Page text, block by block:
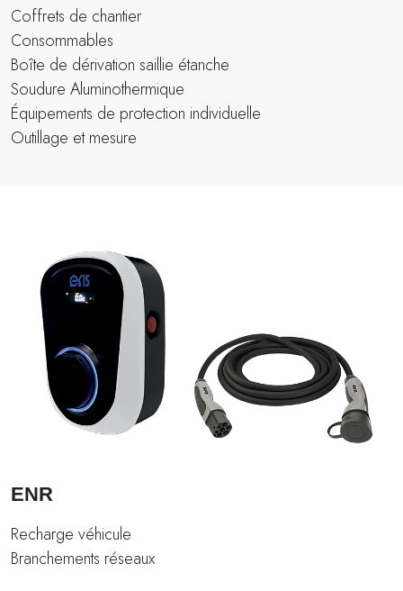
Coffrets de chantier
Consommables
Boîte de dérivation saillie étanche
Soudure Aluminothermique
Équipements de protection individuelle
Outillage et mesure
ENR
Recharge véhicule
Branchements réseaux